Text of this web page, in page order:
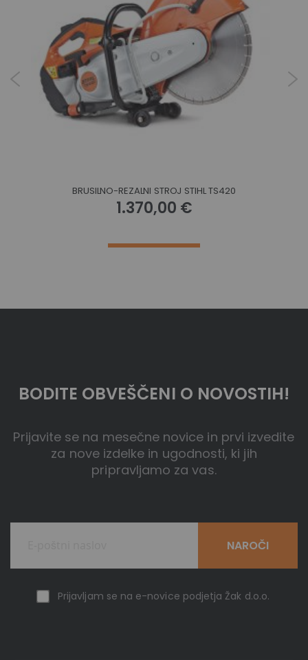
BRUSILNO-REZALNI STROJ STIHL TS420
1.370,00 €
BODITE OBVEŠČENI O NOVOSTIH!
Prijavite se na mesečne novice in prvi izvedite
za nove izdelke in ugodnosti, ki jih
pripravljamo za vas.
Prijavljam se na e-novice podjetja Žak d.o.o.
NAROČI